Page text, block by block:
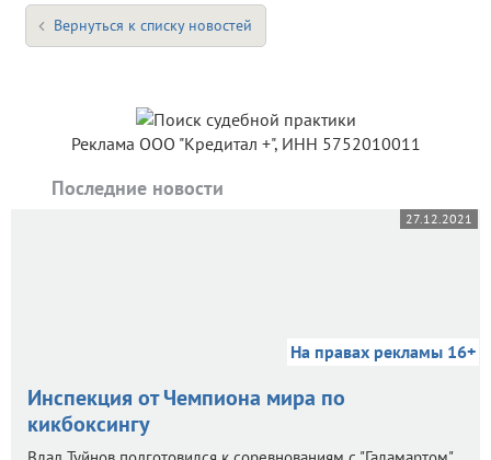
Вернуться к списку новостей
Реклама ООО "Кредитал +", ИНН 5752010011
Последние новости
27.12.2021
На правах рекламы 16+
Инспекция от Чемпиона мира по
кикбоксингу